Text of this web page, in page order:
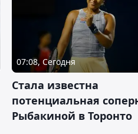
07:08, Сегодня
Cтала известна
потенциальная
Рыбакиной в Торонто